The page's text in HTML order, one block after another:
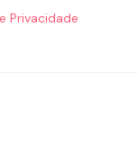
Privacidade